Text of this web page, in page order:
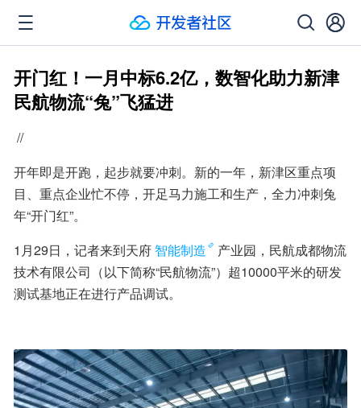
开门红！一月中标6.2亿，数智化助力新津
民航物流“兔”飞猛进
//
开年即是开跑，起步就要冲刺。新的一年，新津区重点项
目、重点企业忙不停，开足马力施工和生产，全力冲刺兔
年“开门红”。
1月29日，记者来到天府 智能制造
产业园，民航成都物流
技术有限公司（以下简称“民航物流”）超10000平米的研发
测试基地正在进行产品调试。